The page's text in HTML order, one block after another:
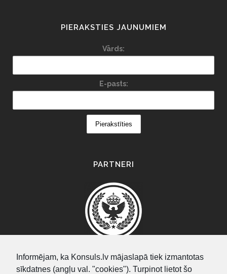
Informējam, ka Konsuls.lv mājaslapā tiek izmantotas
sīkdatnes (angļu val. "cookies"). Turpinot lietot šo
PIERAKSTIES JAUNUMIEM
Vārds:
E-pasts:
PARTNERI